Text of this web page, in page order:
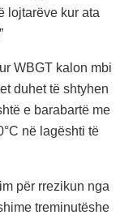
lojtarëve kur ata
WBGT kalon mbi
duhet të shtyhen
e barabartë me
në lagështi të
për rrezikun nga
treminutëshe